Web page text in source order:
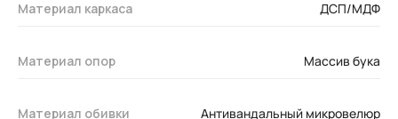
Материал каркаса ДСП/МДФ
Материал опор Массив бука
Материал обивки Антивандальный микровелюр